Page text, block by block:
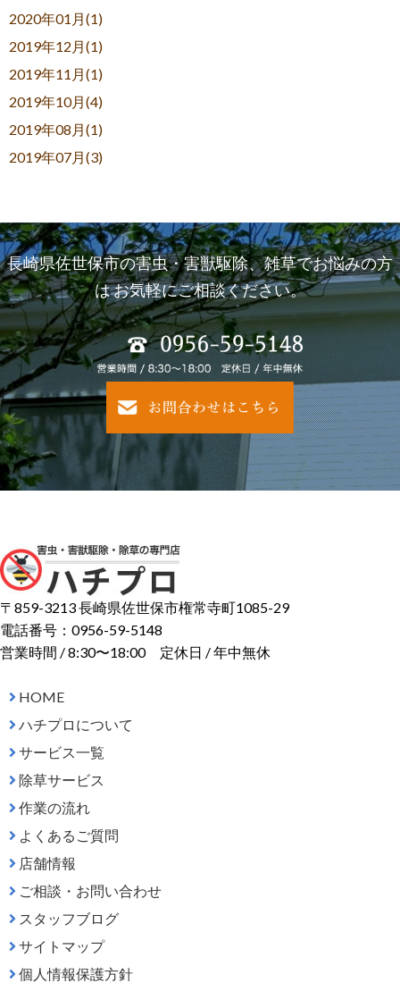
2020年01月(1)
2019年12月(1)
2019年11月(1)
2019年10月(4)
2019年08月(1)
2019年07月(3)
長崎県佐世保市の害虫・害獣駆除、雑草でお悩みの方
はお気軽にご相談ください。
〒859-3213 長崎県佐世保市権常寺町1085-29
電話番号：0956-59-5148
営業時間 / 8:30〜18:00 定休日 / 年中無休
HOME
ハチプロについて
サービス一覧
除草サービス
作業の流れ
よくあるご質問
店舗情報
ご相談・お問い合わせ
スタッフブログ
サイトマップ
個人情報保護方針